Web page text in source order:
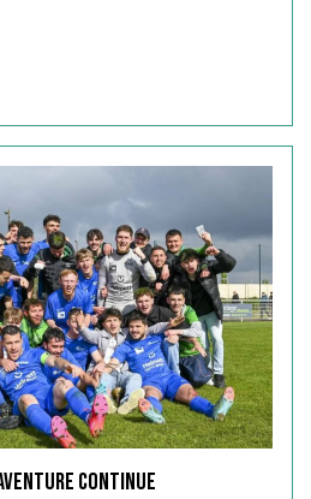
L’aventure continue